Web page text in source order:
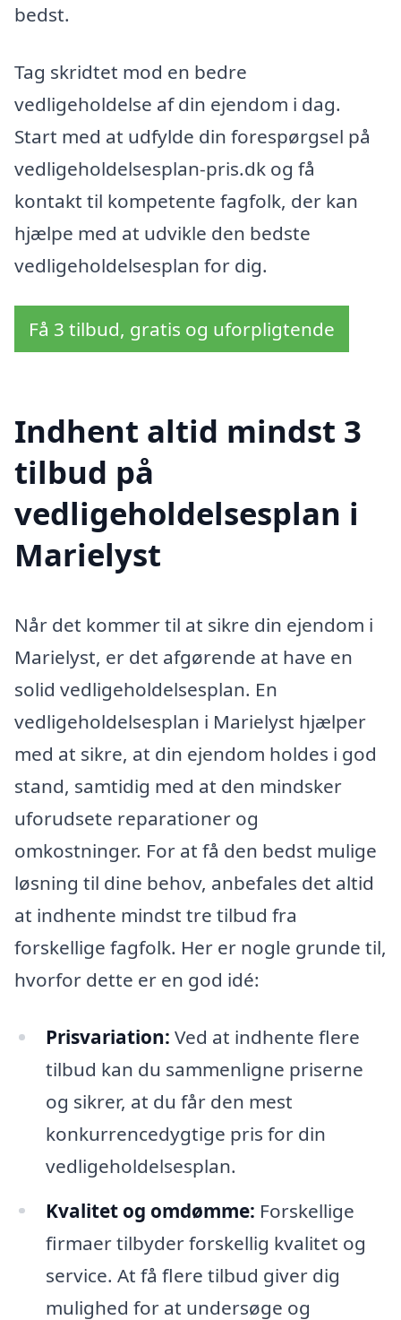
bedst.
Tag skridtet mod en bedre
vedligeholdelse af din ejendom i dag.
Start med at udfylde din forespørgsel på
vedligeholdelsesplan-pris.dk og få
kontakt til kompetente fagfolk, der kan
hjælpe med at udvikle den bedste
vedligeholdelsesplan for dig.
Få 3 tilbud, gratis og uforpligtende
Indhent altid mindst 3
tilbud på
vedligeholdelsesplan i
Marielyst
Når det kommer til at sikre din ejendom i
Marielyst, er det afgørende at have en
solid vedligeholdelsesplan. En
vedligeholdelsesplan i Marielyst hjælper
med at sikre, at din ejendom holdes i god
stand, samtidig med at den mindsker
uforudsete reparationer og
omkostninger. For at få den bedst mulige
løsning til dine behov, anbefales det altid
at indhente mindst tre tilbud fra
forskellige fagfolk. Her er nogle grunde til,
hvorfor dette er en god idé:
Prisvariation: Ved at indhente flere
tilbud kan du sammenligne priserne
og sikrer, at du får den mest
konkurrencedygtige pris for din
vedligeholdelsesplan.
Kvalitet og omdømme: Forskellige
firmaer tilbyder forskellig kvalitet og
service. At få flere tilbud giver dig
mulighed for at undersøge og